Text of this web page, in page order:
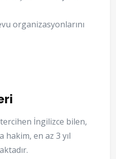
organizasyonlarını
İngilizce bilen,
hakim, en az 3 yıl